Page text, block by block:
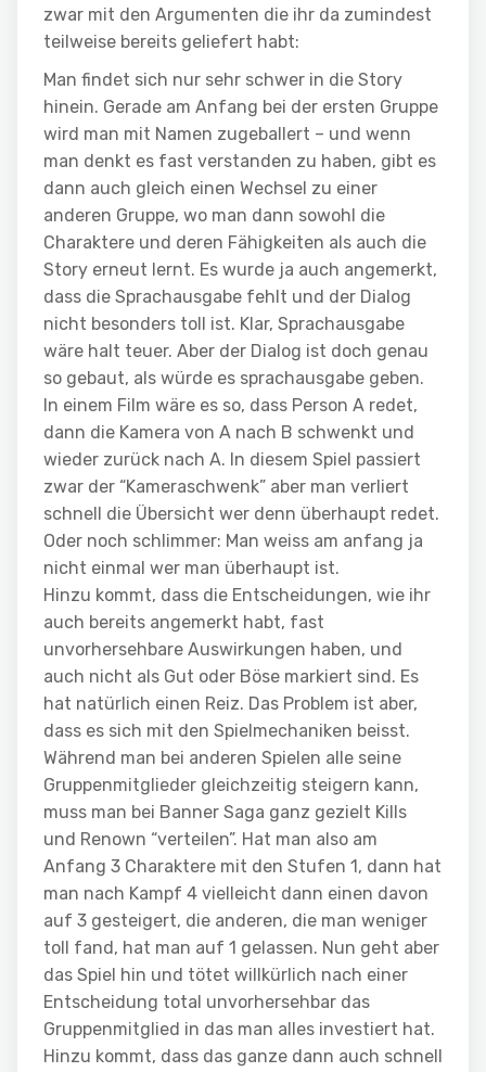
zwar mit den Argumenten die ihr da zumindest
teilweise bereits geliefert habt:
Man findet sich nur sehr schwer in die Story
hinein. Gerade am Anfang bei der ersten Gruppe
wird man mit Namen zugeballert – und wenn
man denkt es fast verstanden zu haben, gibt es
dann auch gleich einen Wechsel zu einer
anderen Gruppe, wo man dann sowohl die
Charaktere und deren Fähigkeiten als auch die
Story erneut lernt. Es wurde ja auch angemerkt,
dass die Sprachausgabe fehlt und der Dialog
nicht besonders toll ist. Klar, Sprachausgabe
wäre halt teuer. Aber der Dialog ist doch genau
so gebaut, als würde es sprachausgabe geben.
In einem Film wäre es so, dass Person A redet,
dann die Kamera von A nach B schwenkt und
wieder zurück nach A. In diesem Spiel passiert
zwar der “Kameraschwenk” aber man verliert
schnell die Übersicht wer denn überhaupt redet.
Oder noch schlimmer: Man weiss am anfang ja
nicht einmal wer man überhaupt ist.
Hinzu kommt, dass die Entscheidungen, wie ihr
auch bereits angemerkt habt, fast
unvorhersehbare Auswirkungen haben, und
auch nicht als Gut oder Böse markiert sind. Es
hat natürlich einen Reiz. Das Problem ist aber,
dass es sich mit den Spielmechaniken beisst.
Während man bei anderen Spielen alle seine
Gruppenmitglieder gleichzeitig steigern kann,
muss man bei Banner Saga ganz gezielt Kills
und Renown “verteilen”. Hat man also am
Anfang 3 Charaktere mit den Stufen 1, dann hat
man nach Kampf 4 vielleicht dann einen davon
auf 3 gesteigert, die anderen, die man weniger
toll fand, hat man auf 1 gelassen. Nun geht aber
das Spiel hin und tötet willkürlich nach einer
Entscheidung total unvorhersehbar das
Gruppenmitglied in das man alles investiert hat.
Hinzu kommt, dass das ganze dann auch schnell